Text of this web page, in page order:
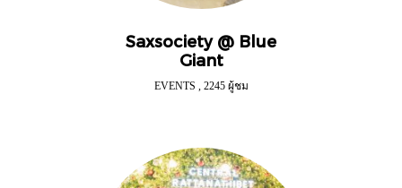
Saxsociety @ Blue
Giant
EVENTS , 2245 ผู้ชม